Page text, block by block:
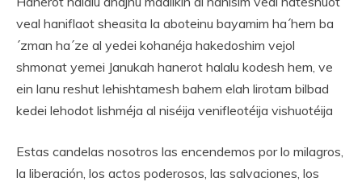
veal haniflaot sheasita la aboteinu bayamim ha´hem ba
´zman ha´ze al yedei kohanéja hakedoshim vejol
shmonat yemei Janukah hanerot halalu kodesh hem, ve
ein lanu reshut lehishtamesh bahem elah lirotam bilbad
kedei lehodot lishméja al niséija venifleotéija vishuotéija
Estas candelas nosotros las encendemos por lo milagros,
la liberación, los actos poderosos, las salvaciones, los